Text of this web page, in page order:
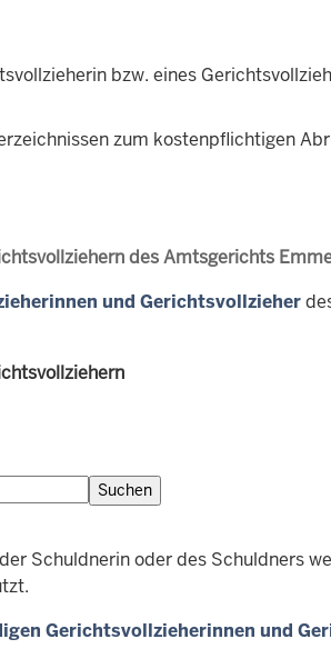
bzw. eines
zum kostenpflichtigen
des Amtsgerichts
und Gerichtsvollzieher
Schuldnerin oder des Schuldners
Gerichtsvollzieherinnen und